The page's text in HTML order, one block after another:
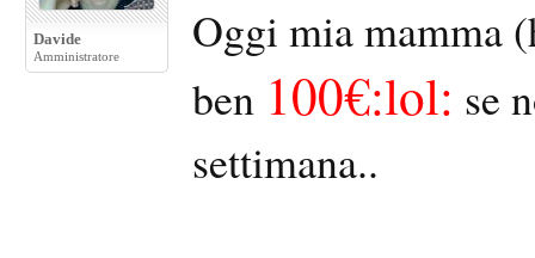
Davide
Amministratore
Oggi mia mamma
ben 100€:lol: se
settimana..